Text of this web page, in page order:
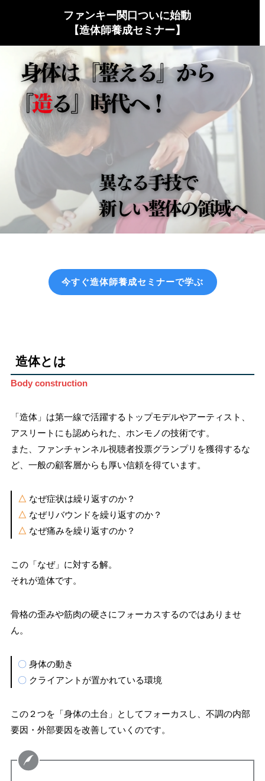
ファンキー関口ついに始動
【造体師養成セミナー】
今すぐ造体師養成セミナーで学ぶ
造体とは
Body construction
「造体」は第一線で活躍するトップモデルやアーティスト、
アスリートにも認められた、ホンモノの技術です。
また、ファンチャンネル視聴者投票グランプリを獲得するな
ど、一般の顧客層からも厚い信頼を得ています。
△ なぜ症状は繰り返すのか？
△ なぜリバウンドを繰り返すのか？
△ なぜ痛みを繰り返すのか？
この「なぜ」に対する解。
それが造体です。
骨格の歪みや筋肉の硬さにフォーカスするのではありませ
ん。
〇身体の動き
〇クライアントが置かれている環境
この２つを「身体の土台」としてフォーカスし、不調の内部
要因・外部要因を改善していくのです。